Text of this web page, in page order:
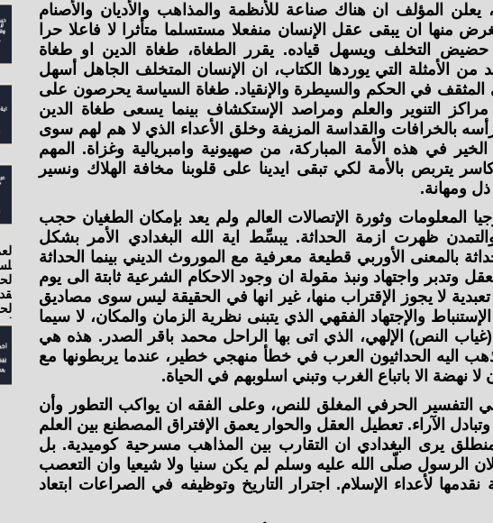
المؤلف ان هناك صناعة للأنظمة والمذاهب والأديان والأصنام
منها ان يبقى عقل الإنسان منفعلا مستسلما متأثرا لا فاعلا حرا
التخلف ويسهل قياده. يقرر الطغاة، طغاة الدين او طغاة
من الأمثلة التي يوردها الكتاب، ان الإنسان المتخلف الجاهل أسهل
المثقف في الحكم والسيطرة والإنقياد. طغاة السياسة يحرصون على
مراكز التنوير والعلم ومراصد الإستكشاف بينما يسعى طغاة الدين
بالخرافات والقداسة المزيفة وخلق الأعداء الذي لا هم لهم سوى
في هذه الأمة المباركة، من صهيونية وامبريالية وغزاة. المهم
يتربص بالأمة لكي تبقى ايدينا على قلوبنا مخافة الهلاك ونسير
ومهانة.
المعلومات وثورة الإتصالات العالم ولم يعد بإمكان الطغيان حجب
ظهرت ازمة الحداثة. يبسِّط اية الله البغدادي الأمر بشكل
بالمعنى الأوربي قطيعة معرفية مع الموروث الديني بينما الحداثة
وتدبر واجتهاد ونبذ مقولة ان وجود الاحكام الشرعية ثابتة الى يوم
تعبدية لا يجوز الإقتراب منها، غير انها في الحقيقة ليس سوى مصاديق
والإجتهاد الفقهي الذي يتبنى نظرية الزمان والمكان، لا سيما
النص) الإلهي، الذي اتى بها الراحل محمد باقر الصدر. هذه هي
اليه الحداثيون العرب في خطأ منهجي خطير، عندما يربطونها مع
لا نهضة الا باتباع الغرب وتبني اسلوبهم في الحياة.
التفسير الحرفي المغلق للنص، وعلى الفقه ان يواكب التطور وأن
الآراء. تعطيل العقل والحوار يعمق الإفتراق المصطنع بين العلم
يرى البغدادي ان التقارب بين المذاهب مسرحية كوميدية. بل
الرسول صلّى الله عليه وسلم لم يكن سنيا ولا شيعيا وان التعصب
نقدمها لأعداء الإسلام. اجترار التاريخ وتوظيفه في الصراعات ابتعاد